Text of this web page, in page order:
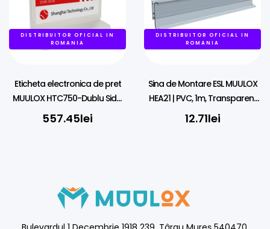
DISTRIBUITOR OFICIAL IN
ROMANIA
Eticheta electronica de pret
MUULOX HTC750-Dublu Side,
7.5″, LED, 3 CULORI, NFC
557.45lei
DISTRIBUITOR OFICIAL IN
ROMANIA
Sina de Montare ESL MUULOX
HEA21 | PVC, 1m, Transparent
pentru Etichete Electronice ESL
12.71lei